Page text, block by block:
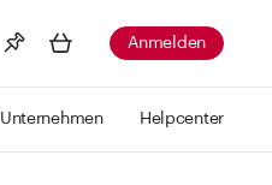
Mehr anzeigen
Anmelden
Unternehmen Helpcenter